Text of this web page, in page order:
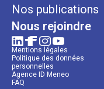
Nos publications
Nous rejoindre
Mentions légales
Politique des données
personnelles
Agence ID Meneo
FAQ